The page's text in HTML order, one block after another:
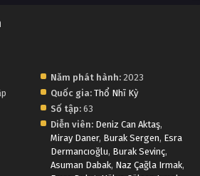
Giới Hạn Tập 37
Giới Hạn Tập 36
Năm phát hành: 2023
Quốc gia: Thổ Nhĩ Kỳ
Số tập: 63
Diễn viên: Deniz Can Aktaş,
Miray Daner, Burak Sergen, Esra
Dermancıoğlu, Burak Sevinç,
Asuman Dabak, Naz Çağla Irmak,